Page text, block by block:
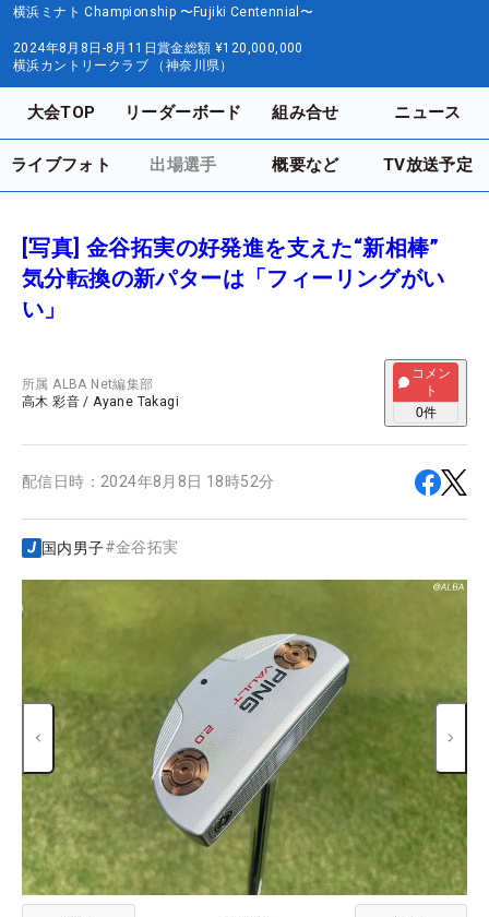
横浜ミナト Championship 〜Fujiki Centennial〜
2024年8月8日-8月11日賞金総額 ¥120,000,000
横浜カントリークラブ （神奈川県）
大会TOP リーダーボード 組み合せ ニュース
ライブフォト 出場選手 概要など TV放送予定
[写真] 金谷拓実の好発進を支えた“新相棒”
気分転換の新パターは「フィーリングがい
い」
所属ALBA Net編集部
高木 彩音 /Ayane Takagi
コメン
ト
0件
配信日時： 2024年8月8日 18時52分
国内男子#金谷拓実